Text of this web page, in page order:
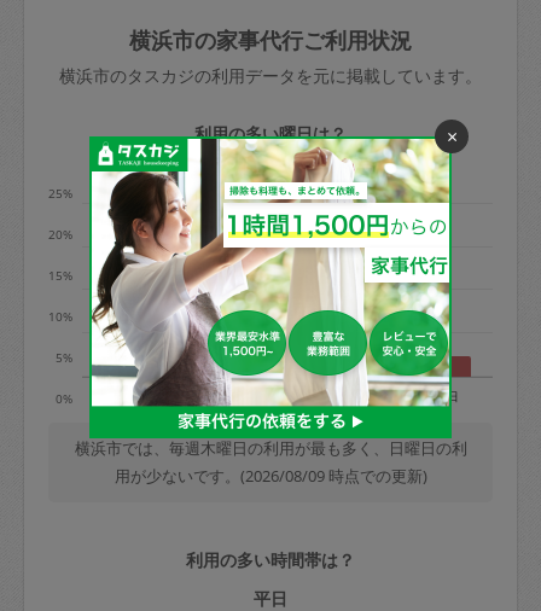
依頼者不在による当日キャンセル＝依頼
金額の100%＋交通費全額
※例：依頼日時／土曜日午前9時開始の場
合、水曜日午前9時以降はキャンセル料が
発生
水曜日9時〜金曜日9時まで＝依頼料金の
50%
金曜日9時～土曜日8時まで＝依頼金額の
100%
土曜日8時〜実施時間＝依頼金額の100%
＋交通費全額
依頼者不在による当日キャンセル＝依頼
金額の100%＋交通費全額
定期契約をキャンセルする場合、毎週定
期は月2回まで隔週定期は月1回までキャ
きた場合は損害保険の対象外となるので
ご注意ください。
玉、など
あわせてこちらも参照ください：初めて
利用します。注意しなくてはいけない点
はありますか？
横浜市の家事代行ご利用状況
横浜市のタスカジの利用データを元に掲載しています。
利用の多い曜日は？
0%
5%
10%
15%
20%
25%
水 木 金 土 日
横浜市では、毎週木曜日の利用が最も多く、日曜日の利
用が少ないです。(2026/08/09 時点での更新)
利用の多い時間帯は？
平日
×